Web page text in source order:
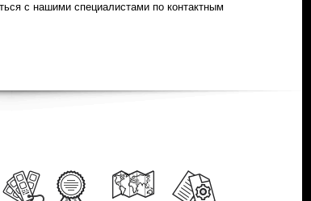
с нашими специалистами по контактным